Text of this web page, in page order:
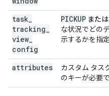
task
tracking
view
config
PICKUP または
な状況でどの
示するかを指
attributes
カスタム タス
のキーが必要で